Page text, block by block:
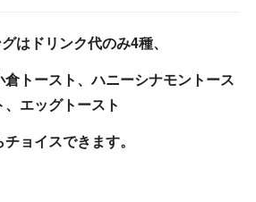
はドリンク代のみ4種、
トースト、ハニーシナモントース
、エッグトースト
ョイスできます。